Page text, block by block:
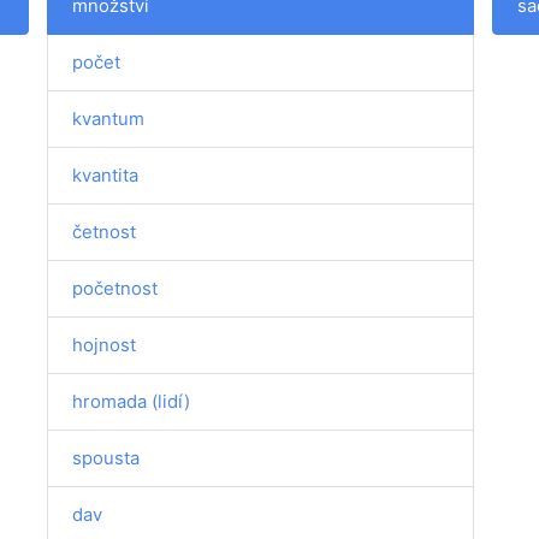
množství
počet
kvantum
kvantita
četnost
početnost
hojnost
hromada (lidí)
spousta
dav